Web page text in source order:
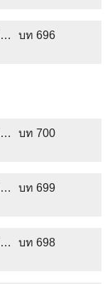
คุณเฟิง คุณผู้หญิงอยากหย่ากับคุณตั้งนานแล้ว บท 696
คุณเฟิง คุณผู้หญิงอยากหย่ากับคุณตั้งนานแล้ว บท 700
คุณเฟิง คุณผู้หญิงอยากหย่ากับคุณตั้งนานแล้ว บท 699
คุณเฟิง คุณผู้หญิงอยากหย่ากับคุณตั้งนานแล้ว บท 698